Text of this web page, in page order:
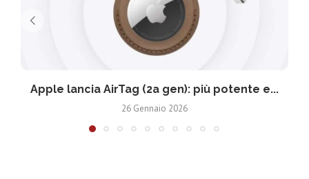
Apple lancia AirTag (2a gen): più potente e...
26 Gennaio 2026